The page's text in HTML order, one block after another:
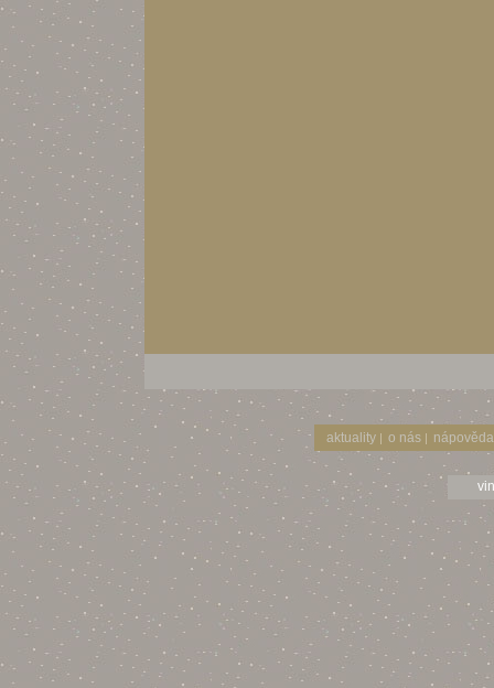
aktuality | o nás | nápověda